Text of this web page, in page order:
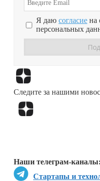
Я даю согласие на
персональных
Следите за нашими
Наши телеграм-каналы:
Стартапы и